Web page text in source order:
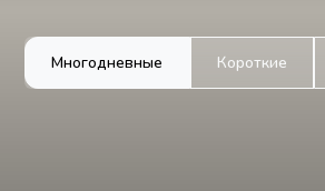
Многодневные Короткие